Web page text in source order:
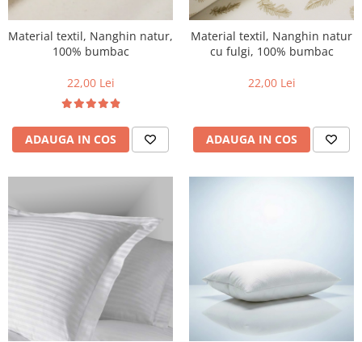
Metraje fețe de masă
Metraje impermeabile
Metraje Sărbători/Iarnă
Nanghin
Lenjerii de pat policoton
Lenjerii de pat finet 6 piese
Lenjerii de pat percale - bumbac
Lenjerii de pat albe
digital
bumbac 100%
Seturi de pat
Material textil, Nanghin natur,
100% bumbac
22,00 Lei
ADAUGA IN COS
Material textil, Nanghin natur
cu fulgi, 100% bumbac
22,00 Lei
ADAUGA IN COS